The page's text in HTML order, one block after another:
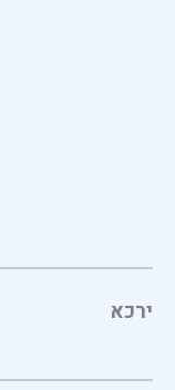
ירכא